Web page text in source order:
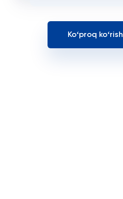
Koʻproq koʻrish